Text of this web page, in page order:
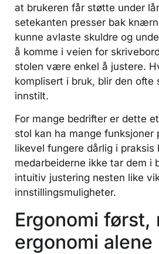
at brukeren får støtte under
setekanten presser bak
kunne avlaste skuldre og
å komme i veien for
stolen være enkel å justere.
komplisert i bruk, blir den ofte
innstilt.
For mange bedrifter er dette
stol kan ha mange funksjoner
likevel fungere dårlig i praksis
medarbeiderne ikke tar dem i
intuitiv justering nesten like
innstillingsmuligheter.
Ergonomi først,
ergonomi alene